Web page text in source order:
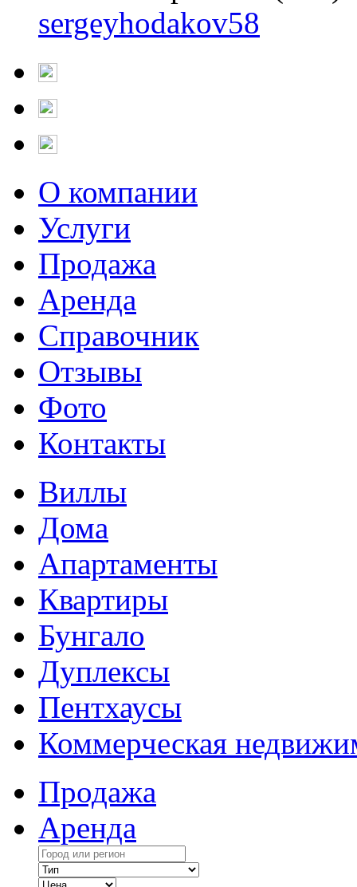
sergeyhodakov58
О компании
Услуги
Продажа
Аренда
Справочник
Отзывы
Фото
Контакты
Виллы
Дома
Апартаменты
Квартиры
Бунгало
Дуплексы
Пентхаусы
Коммерческая
Продажа
Аренда